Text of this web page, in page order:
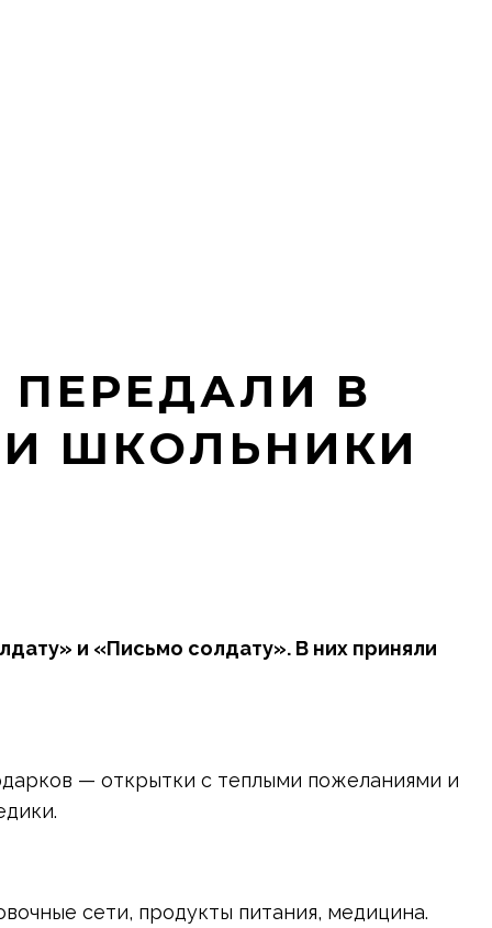
В
И ШКОЛЬНИКИ
и «Письмо солдату». В них приняли
— открытки с теплыми пожеланиями и
сети, продукты питания, медицина.